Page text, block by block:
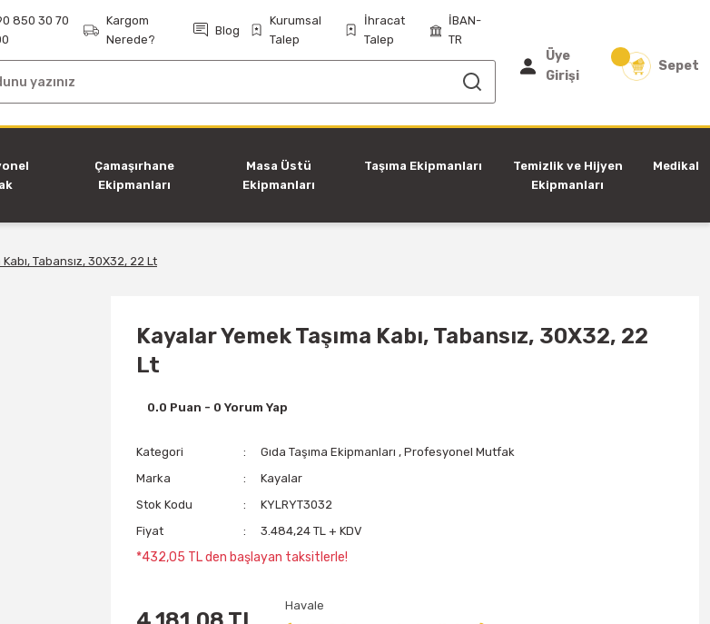
850 30 70
Kargom
Nerede?
Blog
Kurumsal
Talep
İhracat
Talep
İBAN-
TR
Üye
Girişi
Sepet
Çamaşırhane
Ekipmanları
Masa Üstü
Ekipmanları
Taşıma Ekipmanları
Temizlik ve Hijyen
Ekipmanları
Medikal
Tabansız, 30X32, 22 Lt
Kayalar Yemek Taşıma Kabı, Tabansız, 30X32, 22
Lt
0.0 Puan - 0 Yorum Yap
Kategori Gıda Taşıma Ekipmanları ,Profesyonel Mutfak
Marka
Kayalar
Stok Kodu
KYLRYT3032
Fiyat
3.484,24 TL + KDV
*432,05 TL den başlayan taksitlerle!
Havale